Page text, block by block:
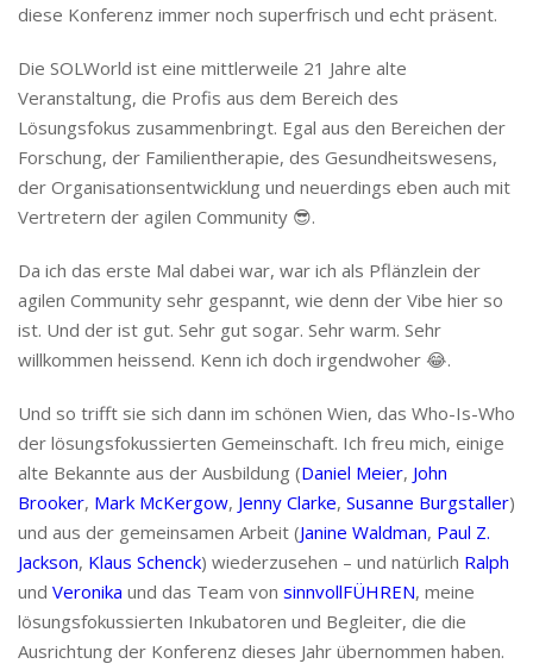
diese Konferenz immer noch superfrisch und echt präsent.
Die SOLWorld ist eine mittlerweile 21 Jahre alte
Veranstaltung, die Profis aus dem Bereich des
Lösungsfokus zusammenbringt. Egal aus den Bereichen der
Forschung, der Familientherapie, des Gesundheitswesens,
der Organisationsentwicklung und neuerdings eben auch mit
Vertretern der agilen Community 😎.
Da ich das erste Mal dabei war, war ich als Pflänzlein der
agilen Community sehr gespannt, wie denn der Vibe hier so
ist. Und der ist gut. Sehr gut sogar. Sehr warm. Sehr
willkommen heissend. Kenn ich doch irgendwoher 😂.
Und so trifft sie sich dann im schönen Wien, das Who-Is-Who
der lösungsfokussierten Gemeinschaft. Ich freu mich, einige
alte Bekannte aus der Ausbildung (Daniel Meier, John
Brooker, Mark McKergow, Jenny Clarke, Susanne Burgstaller)
und aus der gemeinsamen Arbeit (Janine Waldman, Paul Z.
Jackson, Klaus Schenck) wiederzusehen – und natürlich Ralph
und Veronika und das Team von sinnvollFÜHREN, meine
lösungsfokussierten Inkubatoren und Begleiter, die die
Ausrichtung der Konferenz dieses Jahr übernommen haben.